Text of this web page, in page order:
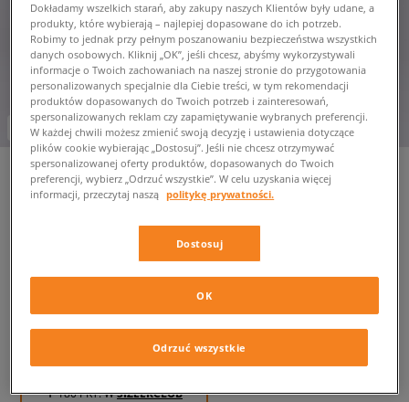
-10% za min. 350 zł kod: LUCK
179,99 zł z VAT
(Cena początkowa)
✛ 180 PKT. WSIZEERCLUB
Dokładamy wszelkich starań, aby zakupy naszych Klientów były udane, a
produkty, które wybierają – najlepiej dopasowane do ich potrzeb.
Robimy to jednak przy pełnym poszanowaniu bezpieczeństwa wszystkich
danych osobowych. Kliknij „OK”, jeśli chcesz, abyśmy wykorzystywali
informacje o Twoich zachowaniach na naszej stronie do przygotowania
personalizowanych specjalnie dla Ciebie treści, w tym rekomendacji
produktów dopasowanych do Twoich potrzeb i zainteresowań,
spersonalizowanych reklam czy zapamiętywanie wybranych preferencji.
W każdej chwili możesz zmienić swoją decyzję i ustawienia dotyczące
plików cookie wybierając „Dostosuj”. Jeśli nie chcesz otrzymywać
spersonalizowanej oferty produktów, dopasowanych do Twoich
preferencji, wybierz „Odrzuć wszystkie”. W celu uzyskania więcej
informacji, przeczytaj naszą politykę prywatności.
Dostosuj
Odrzuć wszystkie
OK